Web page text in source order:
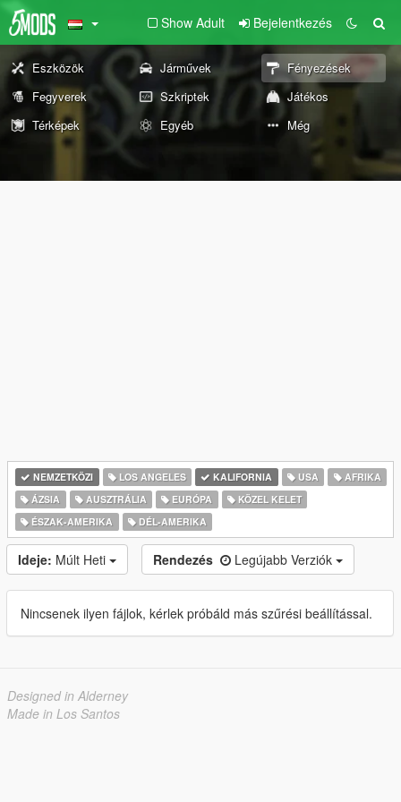
Show Adult Bejelentkezés
Eszközök Járművek
Fényezések
Fegyverek
Szkriptek
Játékos
Térképek
Egyéb Még
NEMZETKÖZI LOS ANGELES KALIFORNIA USA
AFRIKA
ÁZSIA
AUSZTRÁLIA EURÓPA
KÖZEL KELET
ÉSZAK-AMERIKA
DÉL-AMERIKA
Ideje: Múlt Heti Rendezés Legújabb Verziók
Nincsenek ilyen fájlok, kérlek próbáld más szűrési beállítással.
Designed in Alderney
Made in Los Santos